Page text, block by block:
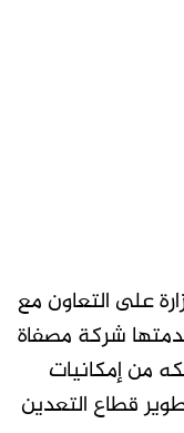
على التعاون مع
شركة مصفاة
من إمكانيات
قطاع التعدين